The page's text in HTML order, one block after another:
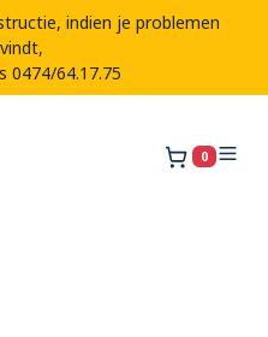
indien je problemen
0474/64.17.75
0